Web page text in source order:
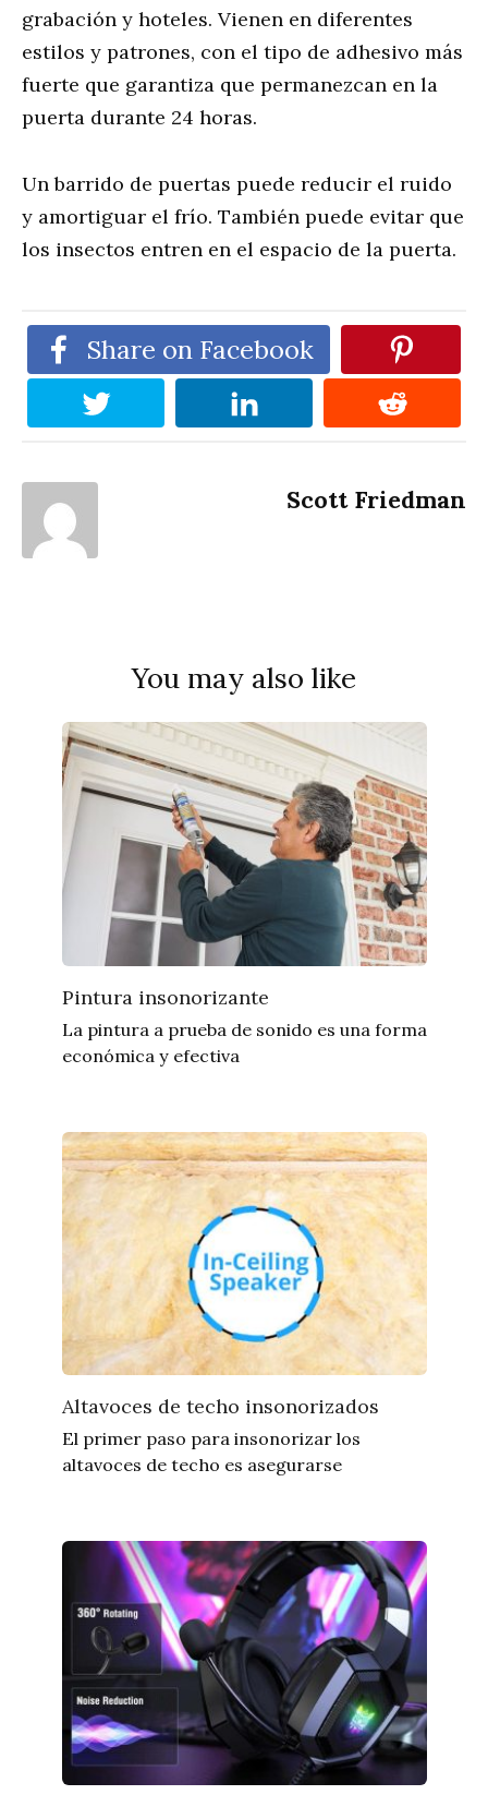
grabación y hoteles. Vienen en diferentes
estilos y patrones, con el tipo de adhesivo más
fuerte que garantiza que permanezcan en la
puerta durante 24 horas.
Un barrido de puertas puede reducir el ruido
y amortiguar el frío. También puede evitar que
los insectos entren en el espacio de la puerta.
Share on Facebook
Scott Friedman
You may also like
Pintura insonorizante
La pintura a prueba de sonido es una forma
económica y efectiva
Altavoces de techo insonorizados
El primer paso para insonorizar los
altavoces de techo es asegurarse